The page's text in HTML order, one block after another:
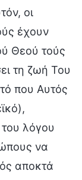
οι
έχουν
Θεού τούς
τη ζωή Του
που Αυτός
λόγου
να
αποκτά